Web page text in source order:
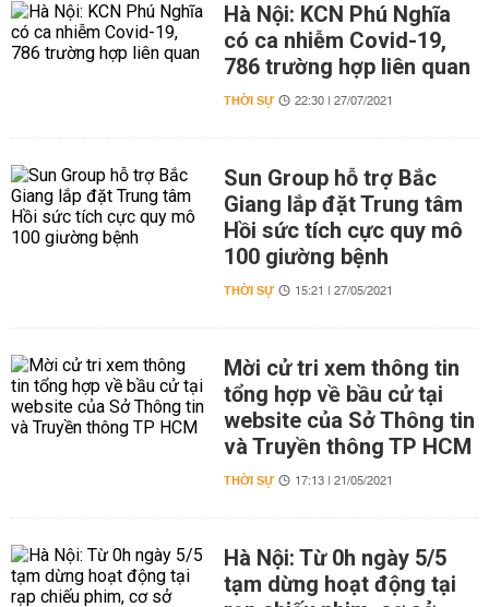
Hà Nội: KCN Phú Nghĩa
có ca nhiễm Covid-19,
786 trường hợp liên quan
THỜI SỰ 22:30 | 27/07/2021
Sun Group hỗ trợ Bắc
Giang lắp đặt Trung tâm
Hồi sức tích cực quy mô
100 giường bệnh
THỜI SỰ 15:21 | 27/05/2021
Mời cử tri xem thông tin
tổng hợp về bầu cử tại
website của Sở Thông tin
và Truyền thông TP HCM
THỜI SỰ 17:13 | 21/05/2021
Hà Nội: Từ 0h ngày 5/5
tạm dừng hoạt động tại